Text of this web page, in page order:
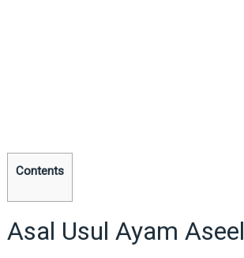
Contents
Asal Usul Ayam Aseel